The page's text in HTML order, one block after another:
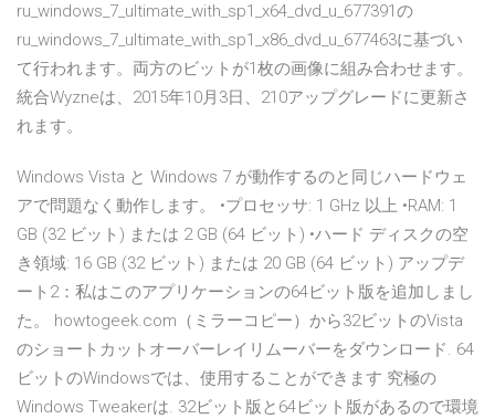
ru_windows_7_ultimate_with_sp1_x64_dvd_u_677391の
ru_windows_7_ultimate_with_sp1_x86_dvd_u_677463に基づい
て行われます。両方のビットが1枚の画像に組み合わせます。
統合Wyzneは、2015年10月3日、210アップグレードに更新さ
れます。
Windows Vista と Windows 7 が動作するのと同じハードウェ
アで問題なく動作します。 •プロセッサ: 1 GHz 以上 •RAM: 1
GB (32 ビット) または 2 GB (64 ビット) •ハード ディスクの空
き領域: 16 GB (32 ビット) または 20 GB (64 ビット) アップデ
ート2：私はこのアプリケーションの64ビット版を追加しまし
た。 howtogeek.com（ミラーコピー）から32ビットのVista
のショートカットオーバーレイリムーバーをダウンロード. 64
ビットのWindowsでは、使用することができます 究極の
Windows Tweakerは. 32ビット版と64ビット版があるので環境